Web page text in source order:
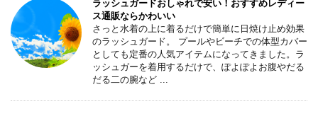
ラッシュガードおしゃれで安い！おすすめレディー
ス通販ならかわいい
さっと水着の上に着るだけで簡単に日焼け止め効果
のラッシュガード。 プールやビーチでの体型カバー
としても定番の人気アイテムになってきました。ラ
ッシュガーを着用するだけで、ぽよぽよお腹やだる
だる二の腕など ...